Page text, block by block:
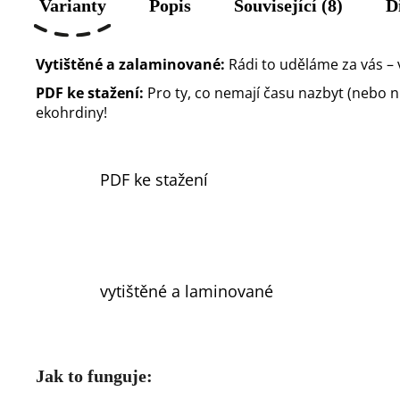
Varianty Popis Související (8)
Vytištěné a zalaminované: Rádi to uděláme za vás
PDF ke stažení: Pro ty, co nemají času nazbyt (nebo
ekohrdiny!
PDF ke stažení
vytištěné a laminované
Jak to funguje: